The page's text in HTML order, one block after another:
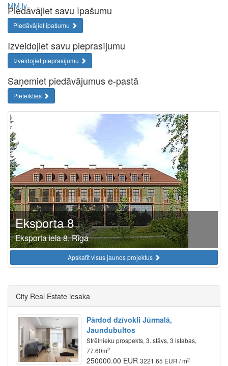
Piedāvājiet savu īpašumu
Piedāvājiet īpašumu
Izveidojiet savu pieprasījumu
Izveidojiet pieprasījumu
Saņemiet piedāvājumus e-pastā
Pieteikties
Eksporta 8
Eksporta iela 8, Rīga
Apskatīt visus jaunos projektus
City Real Estate iesaka
Pārdod dzīvokli Jūrmalā,
Jaundubultos
Strēlnieku prospekts, 3. stāvs, 3 istabas,
77.60m2
250000.00 EUR 3221.65 EUR / m2